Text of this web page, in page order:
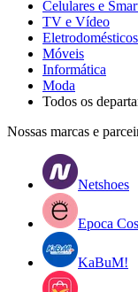
Celulares e
TV e Vídeo
Eletrodomésticos
Móveis
Informática
Moda
Todos os
Nossas marcas e
Netshoes
Epoca
KaBuM!